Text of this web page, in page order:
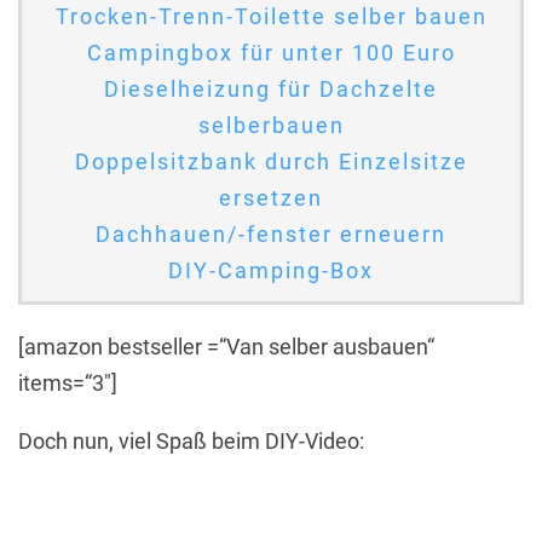
Trocken-Trenn-Toilette selber bauen
Campingbox für unter 100 Euro
Dieselheizung für Dachzelte
selberbauen
Doppelsitzbank durch Einzelsitze
ersetzen
Dachhauen/-fenster erneuern
DIY-Camping-Box
[amazon bestseller =“Van selber ausbauen“
items=“3″]
Doch nun, viel Spaß beim DIY-Video: